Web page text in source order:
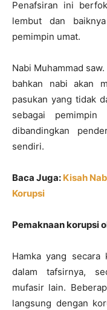
Penafsiran ini
lembut dan
pemimpin umat.
Nabi Muhammad
bahkan nabi akan
pasukan yang tidak
sebagai pemimpin
dibandingkan
sendiri.
Baca Juga: Kisah
Korupsi
Pemaknaan korupsi
Hamka yang secara
dalam tafsirnya,
mufasir lain.
langsung dengan